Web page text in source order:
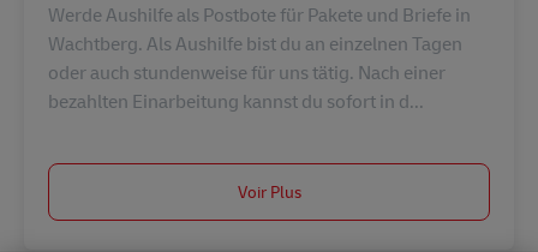
Werde Aushilfe als Postbote für Pakete und Briefe in
Wachtberg. Als Aushilfe bist du an einzelnen Tagen
oder auch stundenweise für uns tätig. Nach einer
bezahlten Einarbeitung kannst du sofort in d...
Voir Plus